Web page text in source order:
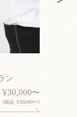
ン
¥30,000〜
(税込 ¥33,000〜)